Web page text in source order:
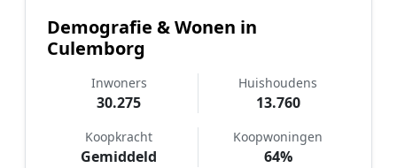
Demografie & Wonen in
Culemborg
Inwoners
30.275
Huishoudens
13.760
Koopkracht
Gemiddeld
Koopwoningen
64%